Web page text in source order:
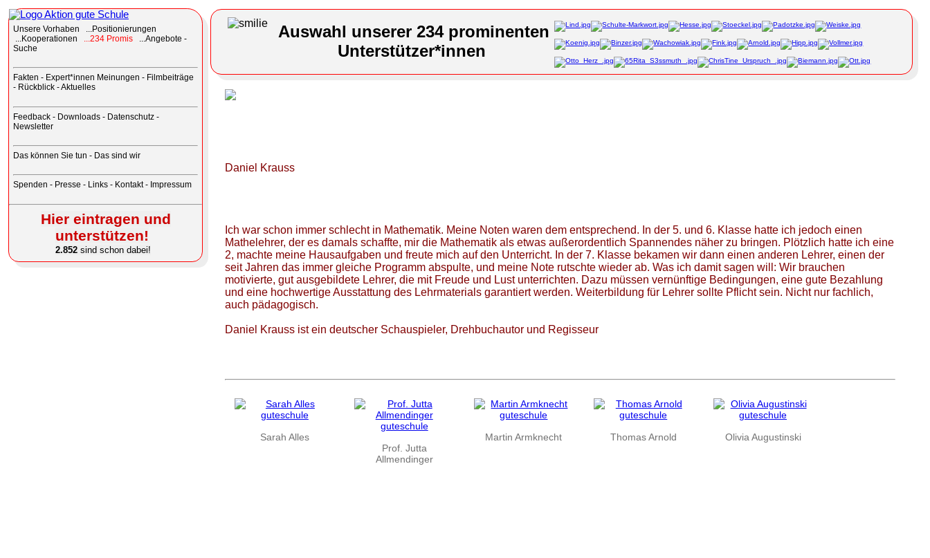
Auswahl unserer 234 prominenten
Unterstützer*innen
UnsereVorhaben ...Positionierungen
...Kooperationen
...234 Promis
...Angebote -
Suche
Fakten- Expert*innen Meinungen - Filmbeiträge
- Rückblick -Aktuelles
Feedback- Downloads- Datenschutz-
Newsletter
Das können Sie tun - Das sind wir
Spenden - Presse - Links - Kontakt - Impressum
Hier eintragen und
unterstützen!
2.852 sind schon dabei!
Daniel Krauss
Ich war schon immer schlecht in Mathematik. Meine Noten waren dem entsprechend. In der 5. und 6. Klasse hatte ich jedoch einen
Mathelehrer, der es damals schaffte, mir die Mathematik als etwas außerordentlich Spannendes näher zu bringen. Plötzlich hatte ich eine
2, machte meine Hausaufgaben und freute mich auf den Unterricht. In der 7. Klasse bekamen wir dann einen anderen Lehrer, einen der
seit Jahren das immer gleiche Programm abspulte, und meine Note rutschte wieder ab. Was ich damit sagen will: Wir brauchen
motivierte, gut ausgebildete Lehrer, die mit Freude und Lust unterrichten. Dazu müssen vernünftige Bedingungen, eine gute Bezahlung
und eine hochwertige Ausstattung des Lehrmaterials garantiert werden. Weiterbildung für Lehrer sollte Pflicht sein. Nicht nur fachlich,
auch pädagogisch.
Daniel Krauss ist ein deutscher Schauspieler, Drehbuchautor und Regisseur
Sarah Alles
Prof. Jutta
Allmendinger
Martin Armknecht Thomas Arnold Olivia Augustinski